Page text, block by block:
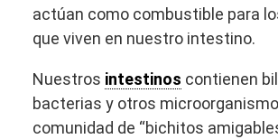
actúan como combustible para
que viven en nuestro intestino.
Nuestros intestinos contienen
bacterias y otros
comunidad de “bichitos